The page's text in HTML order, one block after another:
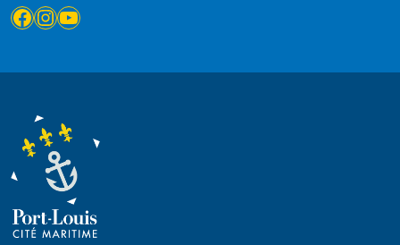
Facebook
Instagram
YouTube